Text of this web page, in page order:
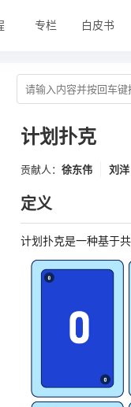
专栏 白皮书
计划扑克
贡献人： 徐东伟 刘洋
定义
计划扑克是一种基于